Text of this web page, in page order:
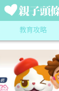
教育攻略